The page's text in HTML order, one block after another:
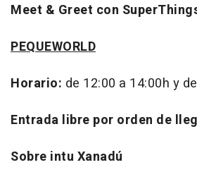
Meet & Greet con
PEQUEWORLD
Horario: de 12:00 a 14:00h y
Entrada libre por orden de
Sobre intu Xanadú